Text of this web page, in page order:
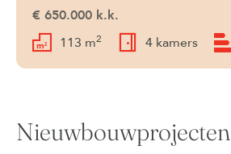
€ 650.000 k.k.
113 m2 4 kamers
Nieuwbouwprojecten